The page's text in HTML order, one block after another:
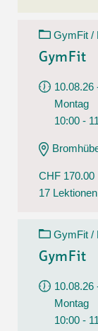
GymFit /
GymFit
10.08.26
Montag
10:00 -
CHF 170.00
17 Lektionen
GymFit /
GymFit
10.08.26
Montag
10:00 -